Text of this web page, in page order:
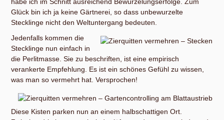
habe ich im Schnitt ausreichend Bewurzelungserfolge. Zum
Glück bin ich ja keine Gärtnerei, so dass unbewurzelte
Stecklinge nicht den Weltuntergang bedeuten.
Jedenfalls kommen die
Stecklinge nun einfach in
die Perlitmasse. Sie zu beschriften, ist eine empirisch
verankerte Empfehlung. Es ist ein schönes Gefühl zu wissen,
was man so vermehrt hat. Versprochen!
Diese Kisten parken nun an einem halbschattigen Ort.